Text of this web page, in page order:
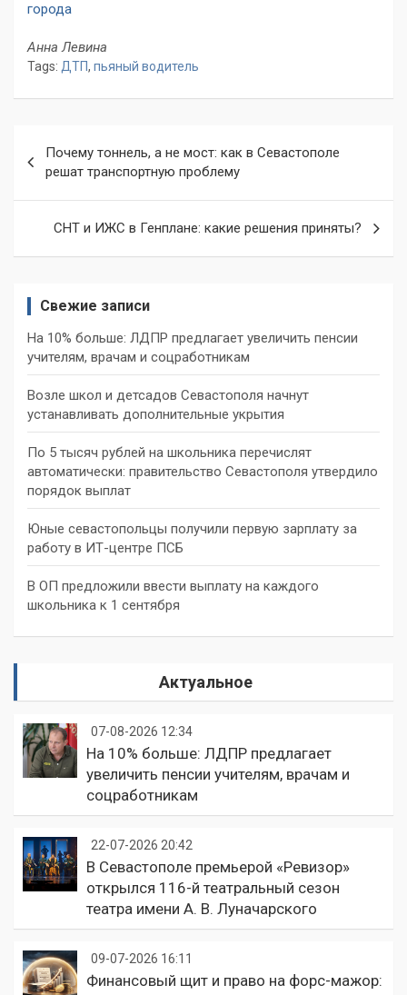
города
Анна Левина
Tags: ДТП, пьяный водитель
по
записям
Почему тоннель, а не мост: как в Севастополе
решат транспортную проблему
СНТ и ИЖС в Генплане: какие решения приняты?
Свежие записи
На 10% больше: ЛДПР предлагает увеличить пенсии
учителям, врачам и соцработникам
Возле школ и детсадов Севастополя начнут
устанавливать дополнительные укрытия
По 5 тысяч рублей на школьника перечислят
автоматически: правительство Севастополя утвердило
порядок выплат
Юные севастопольцы получили первую зарплату за
работу в ИТ-центре ПСБ
В ОП предложили ввести выплату на каждого
школьника к 1 сентября
Актуальное
07-08-2026 12:34
На 10% больше: ЛДПР предлагает
увеличить пенсии учителям, врачам и
соцработникам
22-07-2026 20:42
В Севастополе премьерой «Ревизор»
открылся 116-й театральный сезон
театра имени А. В. Луначарского
09-07-2026 16:11
Финансовый щит и право на форс-мажор: